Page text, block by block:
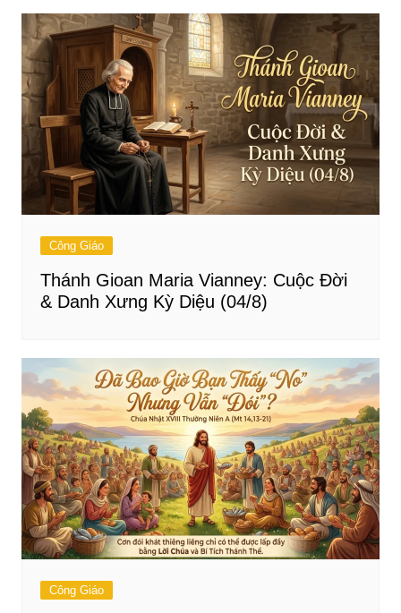
Công Giáo
Thánh Gioan Maria Vianney: Cuộc Đời
& Danh Xưng Kỳ Diệu (04/8)
Công Giáo